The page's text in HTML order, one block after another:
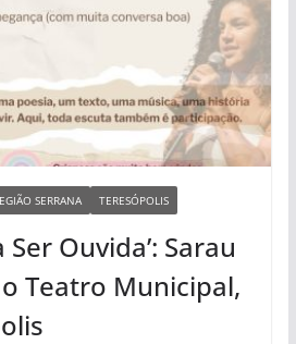
SERRANA TERESÓPOLIS
Ser Ouvida’: Sarau
Teatro Municipal,